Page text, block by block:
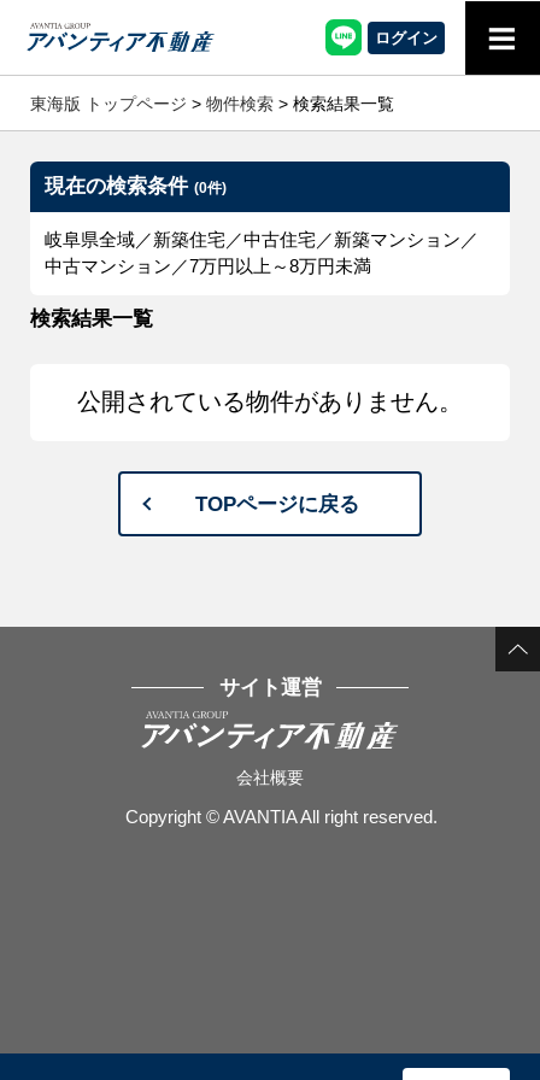
ログイン ≡
東海版 トップページ > 物件検索> 検索結果一覧
現在の検索条件(0件)
岐阜県全域／新築住宅／中古住宅／新築マンション／
中古マンション／7万円以上～8万円未満
検索結果一覧
公開されている物件がありません。
TOPページに戻る
サイト運営
会社概要
Copyright © AVANTIA All right reserved.